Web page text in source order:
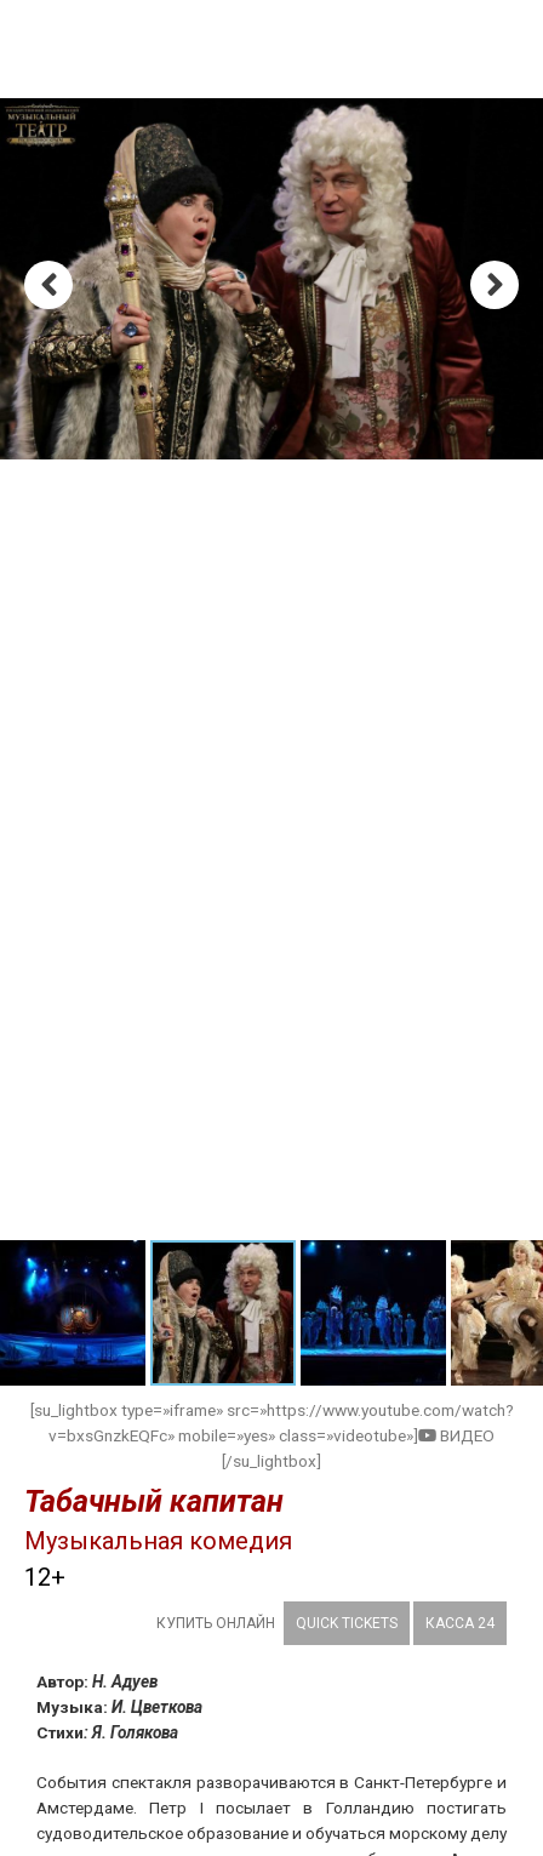
[su_lightbox type=»iframe» src=»https://www.youtube.com/watch?
v=bxsGnzkEQFc» mobile=»yes» class=»videotube»]
ВИДЕО
[/su_lightbox]
Табачный капитан
Музыкальная комедия
12+
КУПИТЬ ОНЛАЙН QUICK TICKETS КАССА 24
Автор: Н. Адуев
Музыка: И. Цветкова
Стихи: Я. Голякова
События спектакля разворачиваются в Санкт-Петербурге и
Амстердаме. Петр I посылает в Голландию постигать
судоводительское образование и обучаться морскому делу